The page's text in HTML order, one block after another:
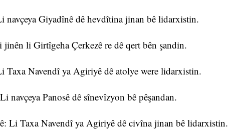
navçeya Giyadînê dê hevdîtina jinan bê lidarxistin.
jinên li Girtîgeha Çerkezê re dê qert bên şandin.
Taxa Navendî ya Agiriyê dê atolye were lidarxistin.
navçeya Panosê dê sînevîzyon bê pêşandan.
Li Taxa Navendî ya Agiriyê dê civîna jinan bê lidarxistin.